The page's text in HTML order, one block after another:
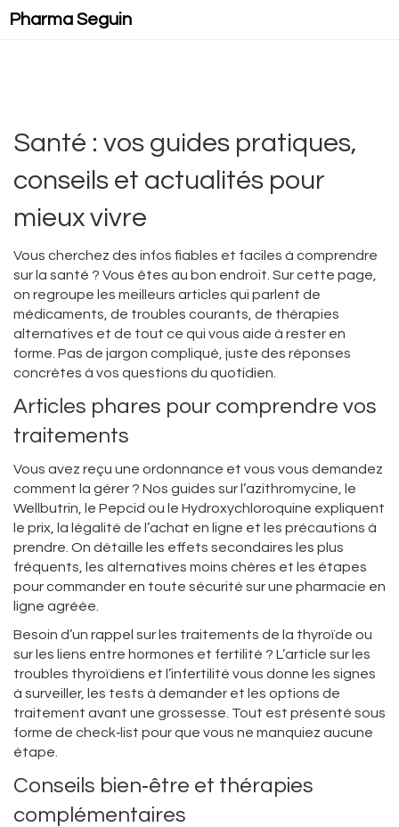
Pharma Seguin
Santé : vos guides pratiques,
conseils et actualités pour
mieux vivre
Vous cherchez des infos fiables et faciles à comprendre
sur la santé ? Vous êtes au bon endroit. Sur cette page,
on regroupe les meilleurs articles qui parlent de
médicaments, de troubles courants, de thérapies
alternatives et de tout ce qui vous aide à rester en
forme. Pas de jargon compliqué, juste des réponses
concrètes à vos questions du quotidien.
Articles phares pour comprendre vos
traitements
Vous avez reçu une ordonnance et vous vous demandez
comment la gérer ? Nos guides sur l’azithromycine, le
Wellbutrin, le Pepcid ou le Hydroxychloroquine expliquent
le prix, la légalité de l’achat en ligne et les précautions à
prendre. On détaille les effets secondaires les plus
fréquents, les alternatives moins chères et les étapes
pour commander en toute sécurité sur une pharmacie en
ligne agréée.
Besoin d’un rappel sur les traitements de la thyroïde ou
sur les liens entre hormones et fertilité ? L’article sur les
troubles thyroïdiens et l’infertilité vous donne les signes
à surveiller, les tests à demander et les options de
traitement avant une grossesse. Tout est présenté sous
forme de check‑list pour que vous ne manquiez aucune
étape.
Conseils bien‑être et thérapies
complémentaires